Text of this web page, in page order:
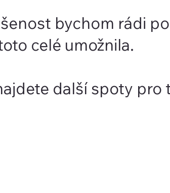
bychom rádi
celé umožnila.
další spoty pro